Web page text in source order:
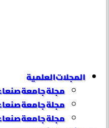
المجلات العلمية
مجلة جامعة
مجلة جامعة
مجلة جامعة